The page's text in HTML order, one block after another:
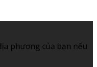
phương của bạn nếu